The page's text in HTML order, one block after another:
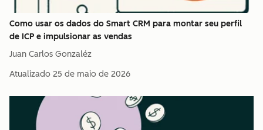
Como usar os dados do Smart CRM para montar seu perfil
de ICP e impulsionar as vendas
Juan Carlos Gonzaléz
Atualizado 25 de maio de 2026